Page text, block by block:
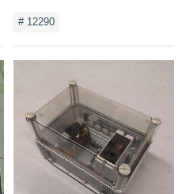
# 12290